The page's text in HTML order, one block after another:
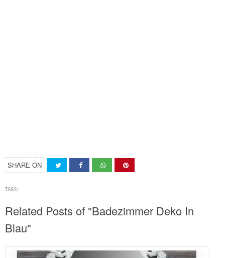
SHARE ON
TAGS:
Related Posts of "Badezimmer Deko In
Blau"